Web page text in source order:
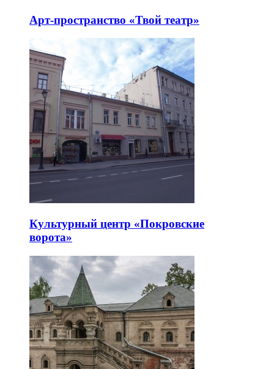
Арт-пространство «Твой театр»
Культурный центр «Покровские
ворота»